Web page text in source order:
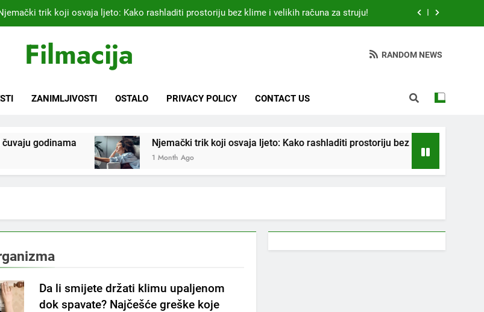
trik koji osvaja ljeto: Kako rashladiti prostoriju bez klime i velikih računa za struju!
Nikada se ne bi sjetili: Sve fleke sa odjeće skida jedno sredstvo koje svi imamo u kući
čuvaju godinama
koji već 20 godina liječi pacijente nakon infarkta otkrio: Ove 4 jutarnje navike nikada ne
praktikujem prije 9 sati – mnogi ih rade svakog dana!
Nikada se ne bi sjetili: Sve fleke sa odjeće skida jedno sredstvo koje svi imamo u kući
Filmacija RANDOM NEWS
ZANIMLJIVOSTI OSTALO PRIVACY POLICY CONTACT US
Njemački trik koji osvaja ljeto: Kako rashladiti prostoriju bez klime i velikih računa za
1 Month Ago
Da li smijete držati klimu upaljenom
dok spavate? Najčešće greške koje